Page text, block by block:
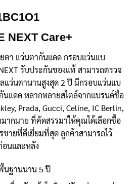
NEXT Care+
ตา แว่นตากันแดด กรอบแว่นแบ
รับประกันของแท้ สามารถตรวจ
แว่นตานานสูงสุด 2 ปี มีกรอบแว่นแบ
นแดด หลากหลายสไตล์จากแบรนด์ชื่อ
Prada, Gucci, Celine, IC Berlin,
ากมาย ที่คัดสรรมาให้คุณได้เลือกซื้อ
ายที่ดีเยี่ยมที่สุด ลูกค้าสามารถไว้
อนและหลัง
นฐานนาน 5 ปี